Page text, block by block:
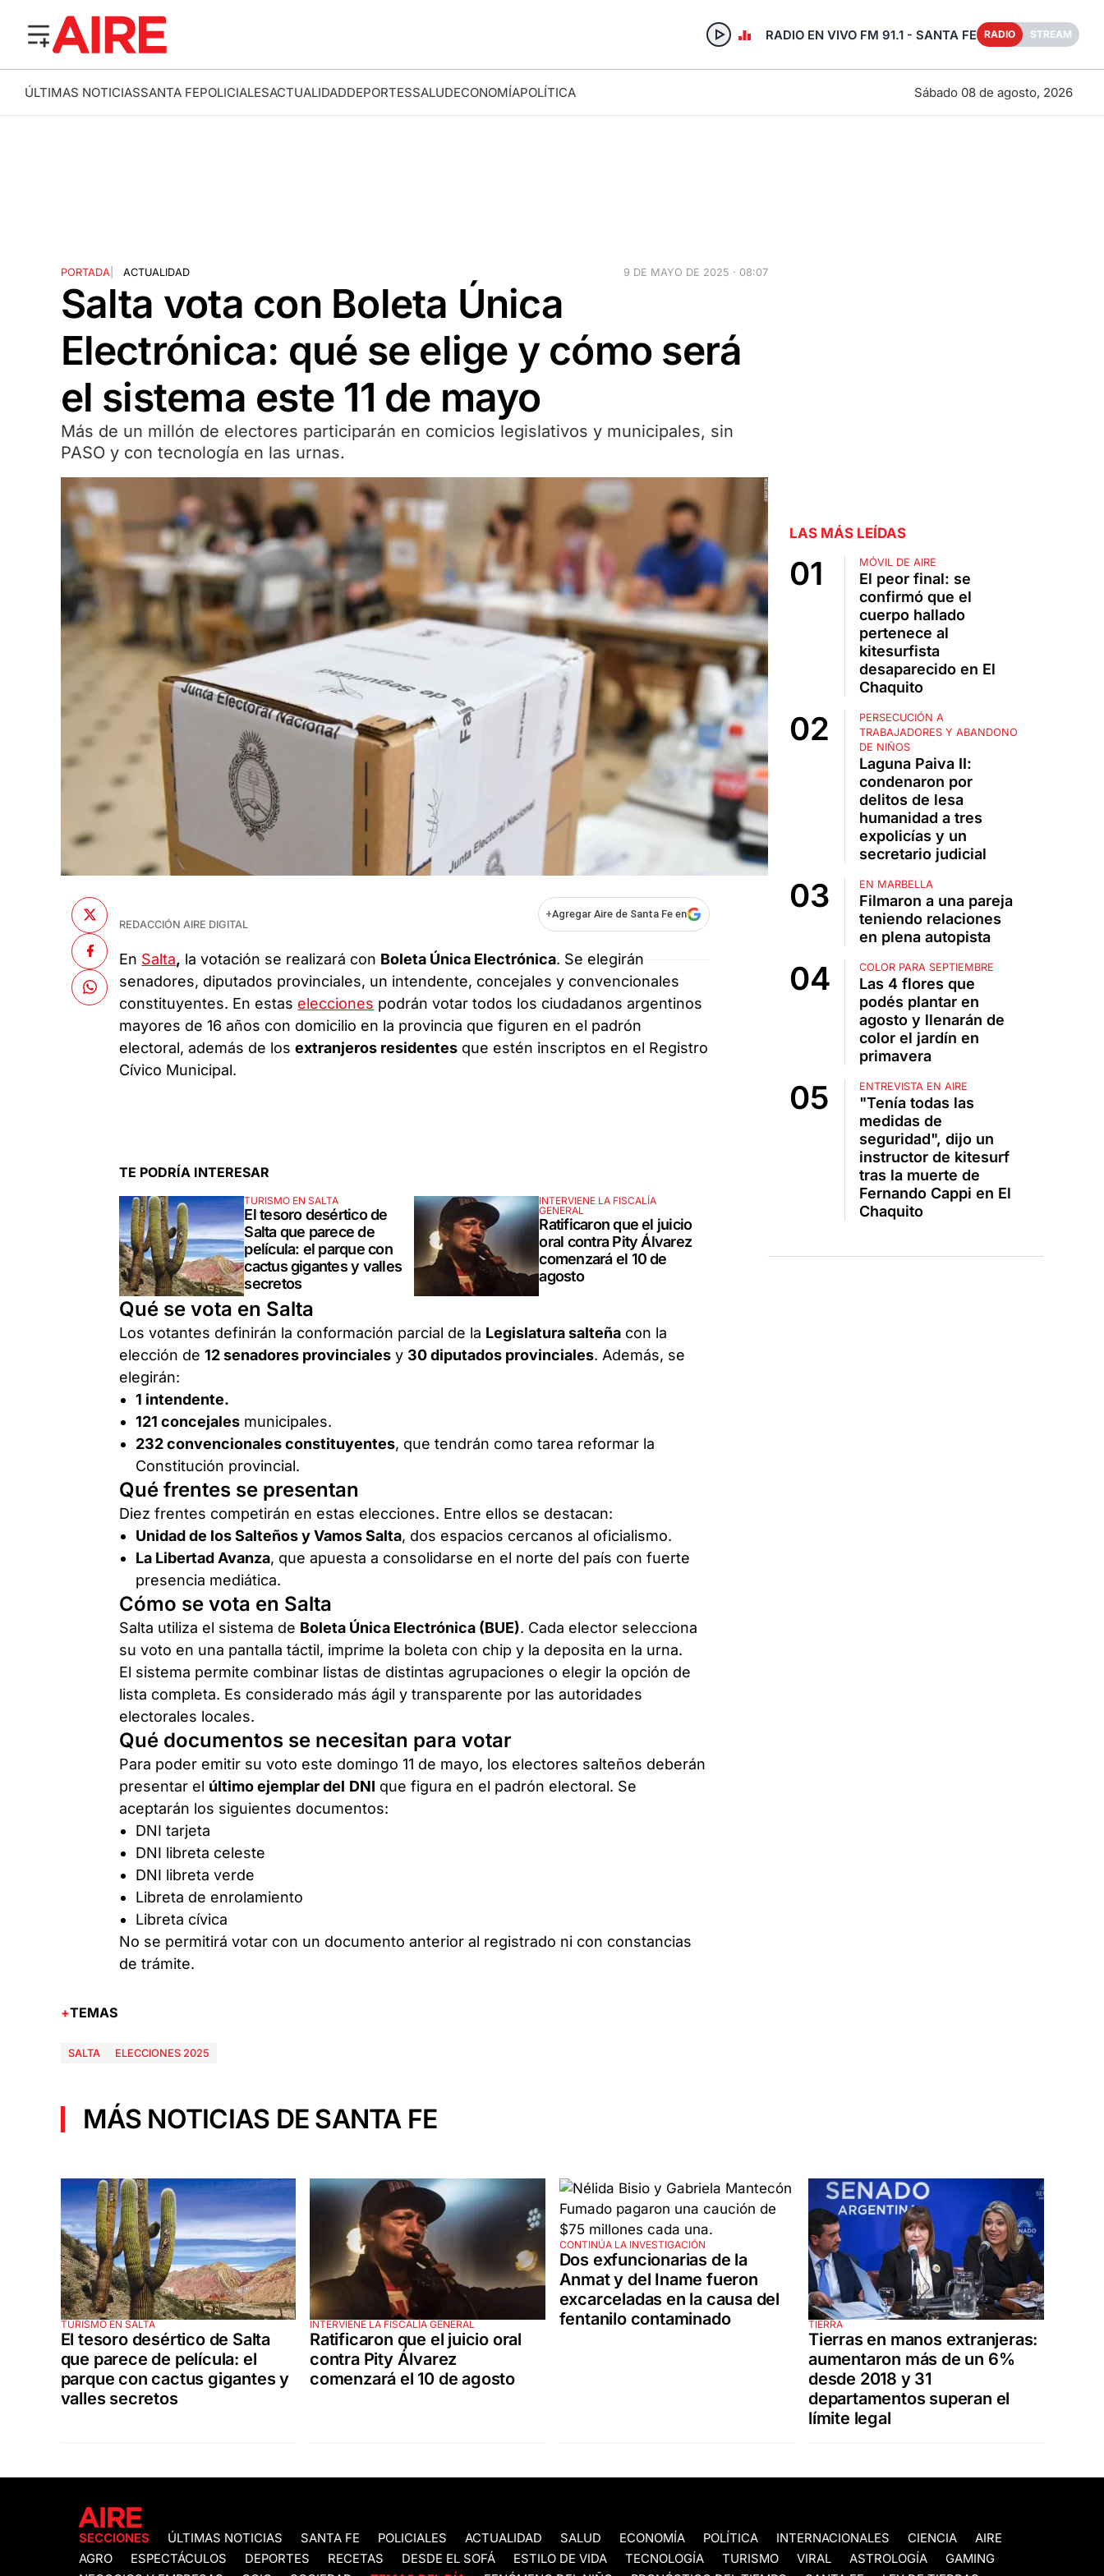
RADIO EN VIVO FM 91.1 - SANTA FE RADIO STREAM
ÚLTIMAS NOTICIASSANTA FEPOLICIALESACTUALIDADDEPORTESSALUDECONOMÍAPOLÍTICA Sábado 08 de agosto, 2026
PORTADA| ACTUALIDAD 9 DE MAYO DE 2025 · 08:07
Salta vota con Boleta Única
Electrónica: qué se elige y cómo será
el sistema este 11 de mayo
Más de un millón de electores participarán en comicios legislativos y municipales, sin
PASO y con tecnología en las urnas.
REDACCIÓN AIRE DIGITAL
+Agregar Aire de Santa Fe en
En Salta, la votación se realizará con Boleta Única Electrónica. Se elegirán
senadores, diputados provinciales, un intendente, concejales y convencionales
constituyentes. En estas elecciones podrán votar todos los ciudadanos argentinos
mayores de 16 años con domicilio en la provincia que figuren en el padrón
electoral, además de losextranjeros residentes que estén inscriptos en el Registro
Cívico Municipal.
TE PODRÍA INTERESAR
TURISMO EN SALTA
El tesoro desértico de
Salta que parece de
película: el parque con
cactus gigantes y valles
secretos
INTERVIENE LA FISCALÍA
GENERAL
Ratificaron que el juicio
oral contra Pity Álvarez
comenzará el 10 de
agosto
Qué se vota en Salta
Los votantes definirán la conformación parcial de la Legislatura salteña con la
elección de12 senadores provinciales y 30 diputados provinciales. Además, se
elegirán:
1 intendente.
121 concejales municipales.
232 convencionales constituyentes, que tendrán como tarea reformar la
Constitución provincial.
Qué frentes se presentan
Diez frentes competirán en estas elecciones. Entre ellos se destacan:
Unidad de los Salteños y Vamos Salta, dos espacios cercanos al oficialismo.
La Libertad Avanza, que apuesta a consolidarse en el norte del país con fuerte
presencia mediática.
Cómo se vota en Salta
Salta utiliza el sistema de Boleta Única Electrónica (BUE). Cada elector selecciona
su voto en una pantalla táctil, imprime la boleta con chip y la deposita en la urna.
El sistema permite combinar listas de distintas agrupaciones o elegir la opción de
lista completa. Es considerado más ágil y transparente por las autoridades
electorales locales.
Qué documentos se necesitan para votar
Para poder emitir su voto este domingo 11 de mayo, los electores salteños deberán
presentar el último ejemplar del DNI que figura en el padrón electoral. Se
aceptarán los siguientes documentos:
DNI tarjeta
DNI libreta celeste
DNI libreta verde
Libreta de enrolamiento
Libreta cívica
No se permitirá votar con un documento anterior al registrado ni con constancias
de trámite.
LAS MÁS LEÍDAS
MÓVIL DE AIRE
El peor final: se
confirmó que el
cuerpo hallado
pertenece al
kitesurfista
desaparecido en El
Chaquito
PERSECUCIÓN A
TRABAJADORES Y ABANDONO
DE NIÑOS
Laguna Paiva II:
condenaron por
delitos de lesa
humanidad a tres
expolicías y un
secretario judicial
EN MARBELLA
Filmaron a una pareja
teniendo relaciones
en plena autopista
COLOR PARA SEPTIEMBRE
Las 4 flores que
podés plantar en
agosto y llenarán de
color el jardín en
primavera
ENTREVISTA EN AIRE
"Tenía todas las
medidas de
seguridad", dijo un
instructor de kitesurf
tras la muerte de
Fernando Cappi en El
Chaquito
TEMAS
SALTA ELECCIONES 2025
MÁS NOTICIAS DE SANTA FE
TURISMO EN SALTA
El tesoro desértico de Salta
que parece de película: el
parque con cactus gigantes y
valles secretos
INTERVIENE LA FISCALÍA GENERAL
Ratificaron que el juicio oral
contra Pity Álvarez
comenzará el 10 de agosto
CONTINÚA LA INVESTIGACIÓN
Dos exfuncionarias de la
Anmat y del Iname fueron
excarceladas en la causa del
fentanilo contaminado
TIERRA
Tierras en manos extranjeras:
aumentaron más de un 6%
desde 2018 y 31
departamentos superan el
límite legal
SECCIONES ÚLTIMAS NOTICIAS SANTA FE POLICIALES ACTUALIDAD SALUD ECONOMÍA POLÍTICA INTERNACIONALES CIENCIA
AIRE
AGRO
ESPECTÁCULOS DEPORTES RECETAS DESDE EL SOFÁ ESTILO DE VIDA TECNOLOGÍA TURISMO VIRAL ASTROLOGÍA
GAMING